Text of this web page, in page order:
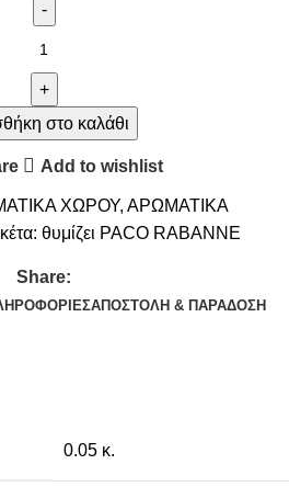
στο καλάθι
Add to wishlist
ΧΩΡΟΥ, ΑΡΩΜΑΤΙΚΑ
θυμίζει PACO RABANNE
Share:
ΑΠΟΣΤΟΛΉ & ΠΑΡΆΔΟΣΗ
0.05 κ.